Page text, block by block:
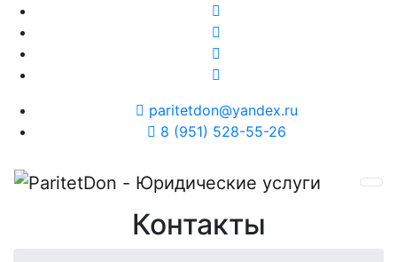
paritetdon@yandex.ru
8 (951) 528-55-26
Контакты